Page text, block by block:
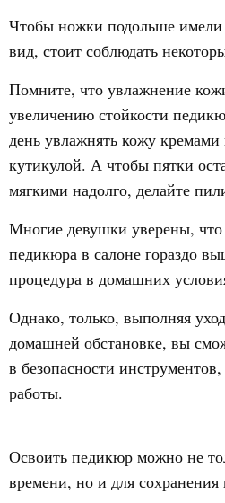
Чтобы ножки подольше
вид, стоит соблюдать
Помните, что увлажнение
увеличению стойкости
день увлажнять кожу кремами
кутикулой. А чтобы пятки
мягкими надолго, делайте
Многие девушки уверены,
педикюра в салоне гораздо
процедура в домашних
Однако, только, выполняя
домашней обстановке, вы
в безопасности
работы.
Освоить педикюр можно не
времени, но и для